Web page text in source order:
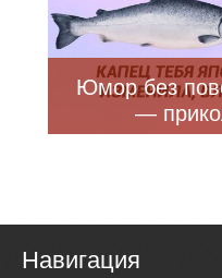
Юмор без
—
Навигация